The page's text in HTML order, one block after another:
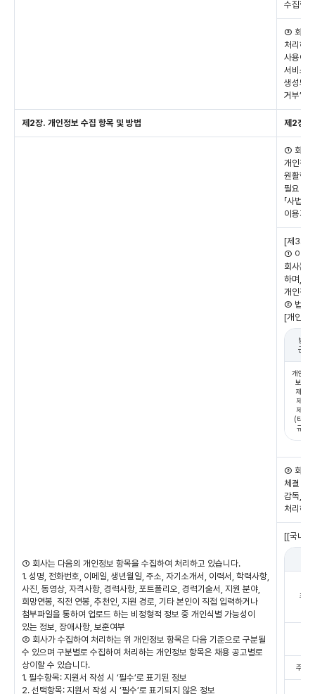
수집합
③ 회사
처리하
사용이
서비스
생성되
거부’
제2장. 개인정보 수집 항목 및 방법 제2장.
① 회사는 다음의 개인정보 항목을 수집하여 처리하고 있습니다.
1. 성명, 전화번호, 이메일, 생년월일, 주소, 자기소개서, 이력서, 학력사항,
사진, 동영상, 자격사항, 경력사항, 포트폴리오, 경력기술서, 지원 분야,
희망연봉, 직전 연봉, 추천인, 지원 경로, 기타 본인이 직접 입력하거나
첨부파일을 통하여 업로드 하는 비정형적 정보 중 개인식별 가능성이
있는 정보, 장애사항, 보훈여부
② 회사가 수집하여 처리하는 위 개인정보 항목은 다음 기준으로 구분될
수 있으며 구분별로 수집하여 처리하는 개인정보 항목은 채용 공고별로
상이할 수 있습니다.
1. 필수항목: 지원서 작성 시 ‘필수’로 표기된 정보
2. 선택항목: 지원서 작성 시 ‘필수’로 표기되지 않은 정보
① 회사
개인정
원활한
필요 최
「사법
이용자
[제3자
① 이용
회사는
하며, 제
개인정
② 법률
[개인정
법적
근거
개인정
보호법
제18조
제2항
제2호
(타법령
규정)
③ 회사
체결 시
감독, 손
처리하
[[국내]
주식
주식